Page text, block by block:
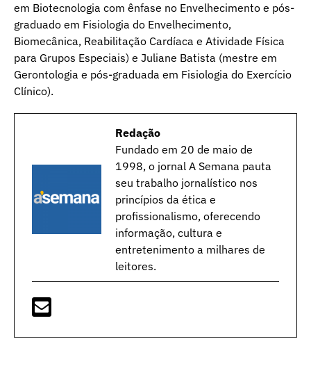
em Biotecnologia com ênfase no Envelhecimento e pós-
graduado em Fisiologia do Envelhecimento,
Biomecânica, Reabilitação Cardíaca e Atividade Física
para Grupos Especiais) e Juliane Batista (mestre em
Gerontologia e pós-graduada em Fisiologia do Exercício
Clínico).
Redação
Fundado em 20 de maio de
1998, o jornal A Semana pauta
seu trabalho jornalístico nos
princípios da ética e
profissionalismo, oferecendo
informação, cultura e
entretenimento a milhares de
leitores.